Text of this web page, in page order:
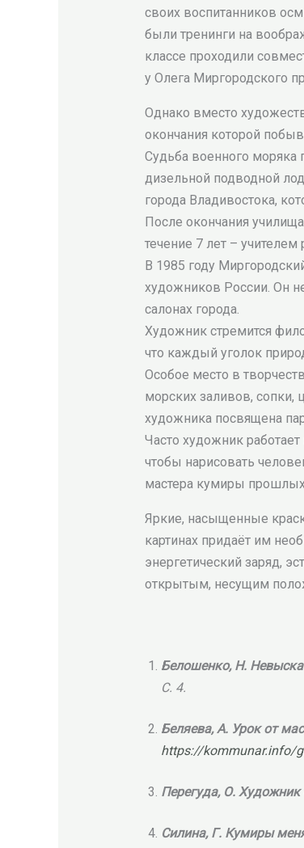
своих воспитанников
были тренинги на
классе проходили
у Олега Миргородского
Однако вместо
окончания которой
Судьба военного моряка
дизельной подводной
города Владивостока,
После окончания
течение 7 лет – учителем
В 1985 году
художников России. Он
салонах города.
Художник стремится
что каждый уголок
Особое место в
морских заливов, сопки,
художника посвящена
Часто художник работает
чтобы нарисовать
мастера кумиры прошлых
Яркие, насыщенные
картинах придаёт им
энергетический заряд,
открытым, несущим
Белошенко, Н.
С. 4.
Беляева, А. Урок от
https://kommunar.info/
Перегуда, О. Художник
Силина, Г. Кумиры